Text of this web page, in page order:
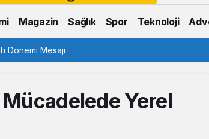
Magazin Sağlık Spor Teknoloji
Dönemi Mesajı
Yerel